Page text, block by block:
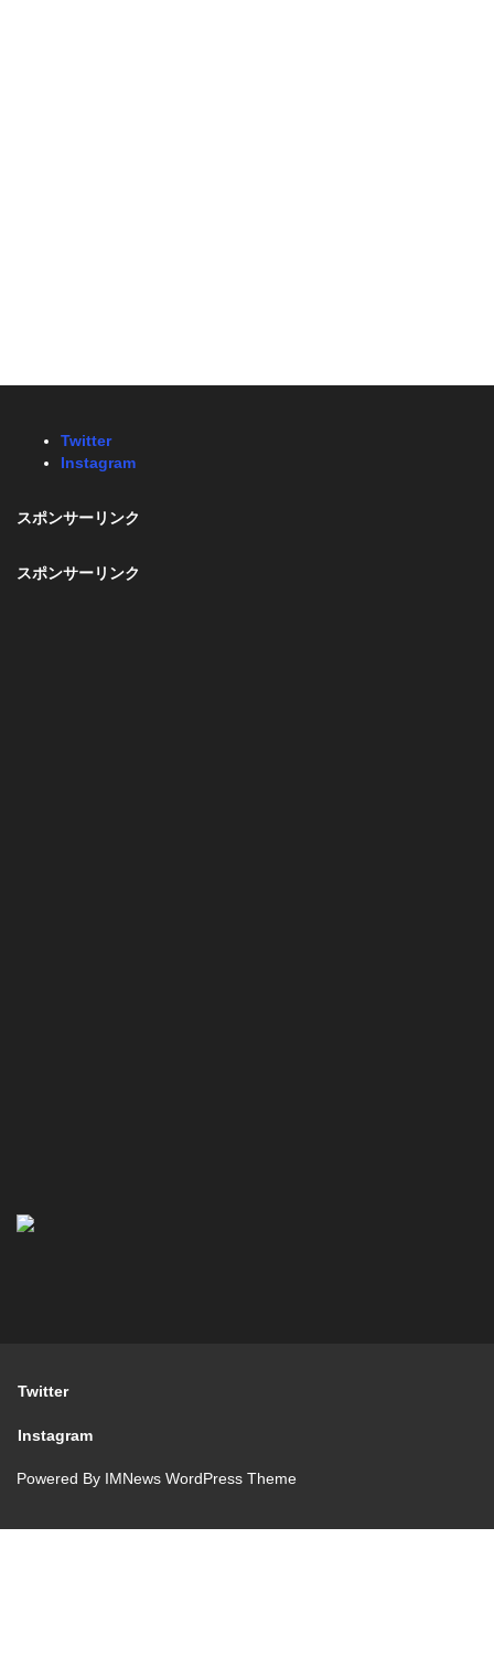
Twitter
Instagram
スポンサーリンク
スポンサーリンク
Twitter
Instagram
Powered By IMNews WordPress Theme